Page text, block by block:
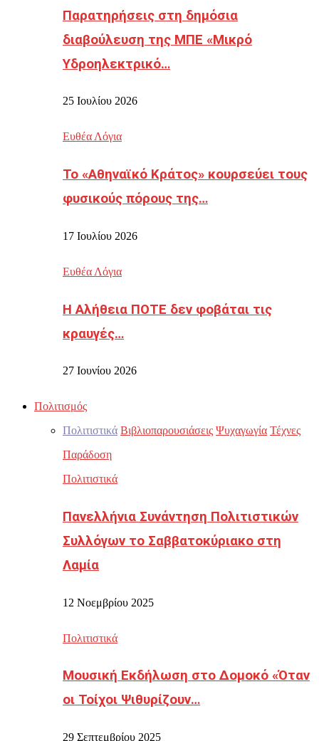
Παρατηρήσεις στη δημόσια
διαβούλευση της ΜΠΕ «Μικρό
Υδροηλεκτρικό…
25 Ιουλίου 2026
Ευθέα Λόγια
Το «Αθηναϊκό Κράτος» κουρσεύει τους
φυσικούς πόρους της…
17 Ιουλίου 2026
Ευθέα Λόγια
Η Αλήθεια ΠΟΤΕ δεν φοβάται τις
κραυγές…
27 Ιουνίου 2026
Πολιτισμός
Πολιτιστικά Βιβλιοπαρουσιάσεις Ψυχαγωγία Τέχνες
Παράδοση
Πολιτιστικά
Πανελλήνια Συνάντηση Πολιτιστικών
Συλλόγων το Σαββατοκύριακο στη
Λαμία
12 Νοεμβρίου 2025
Πολιτιστικά
Μουσική Εκδήλωση στο Δομοκό «Όταν
οι Τοίχοι Ψιθυρίζουν…
29 Σεπτεμβρίου 2025